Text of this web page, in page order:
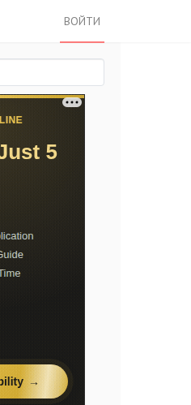
ВОЙТИ